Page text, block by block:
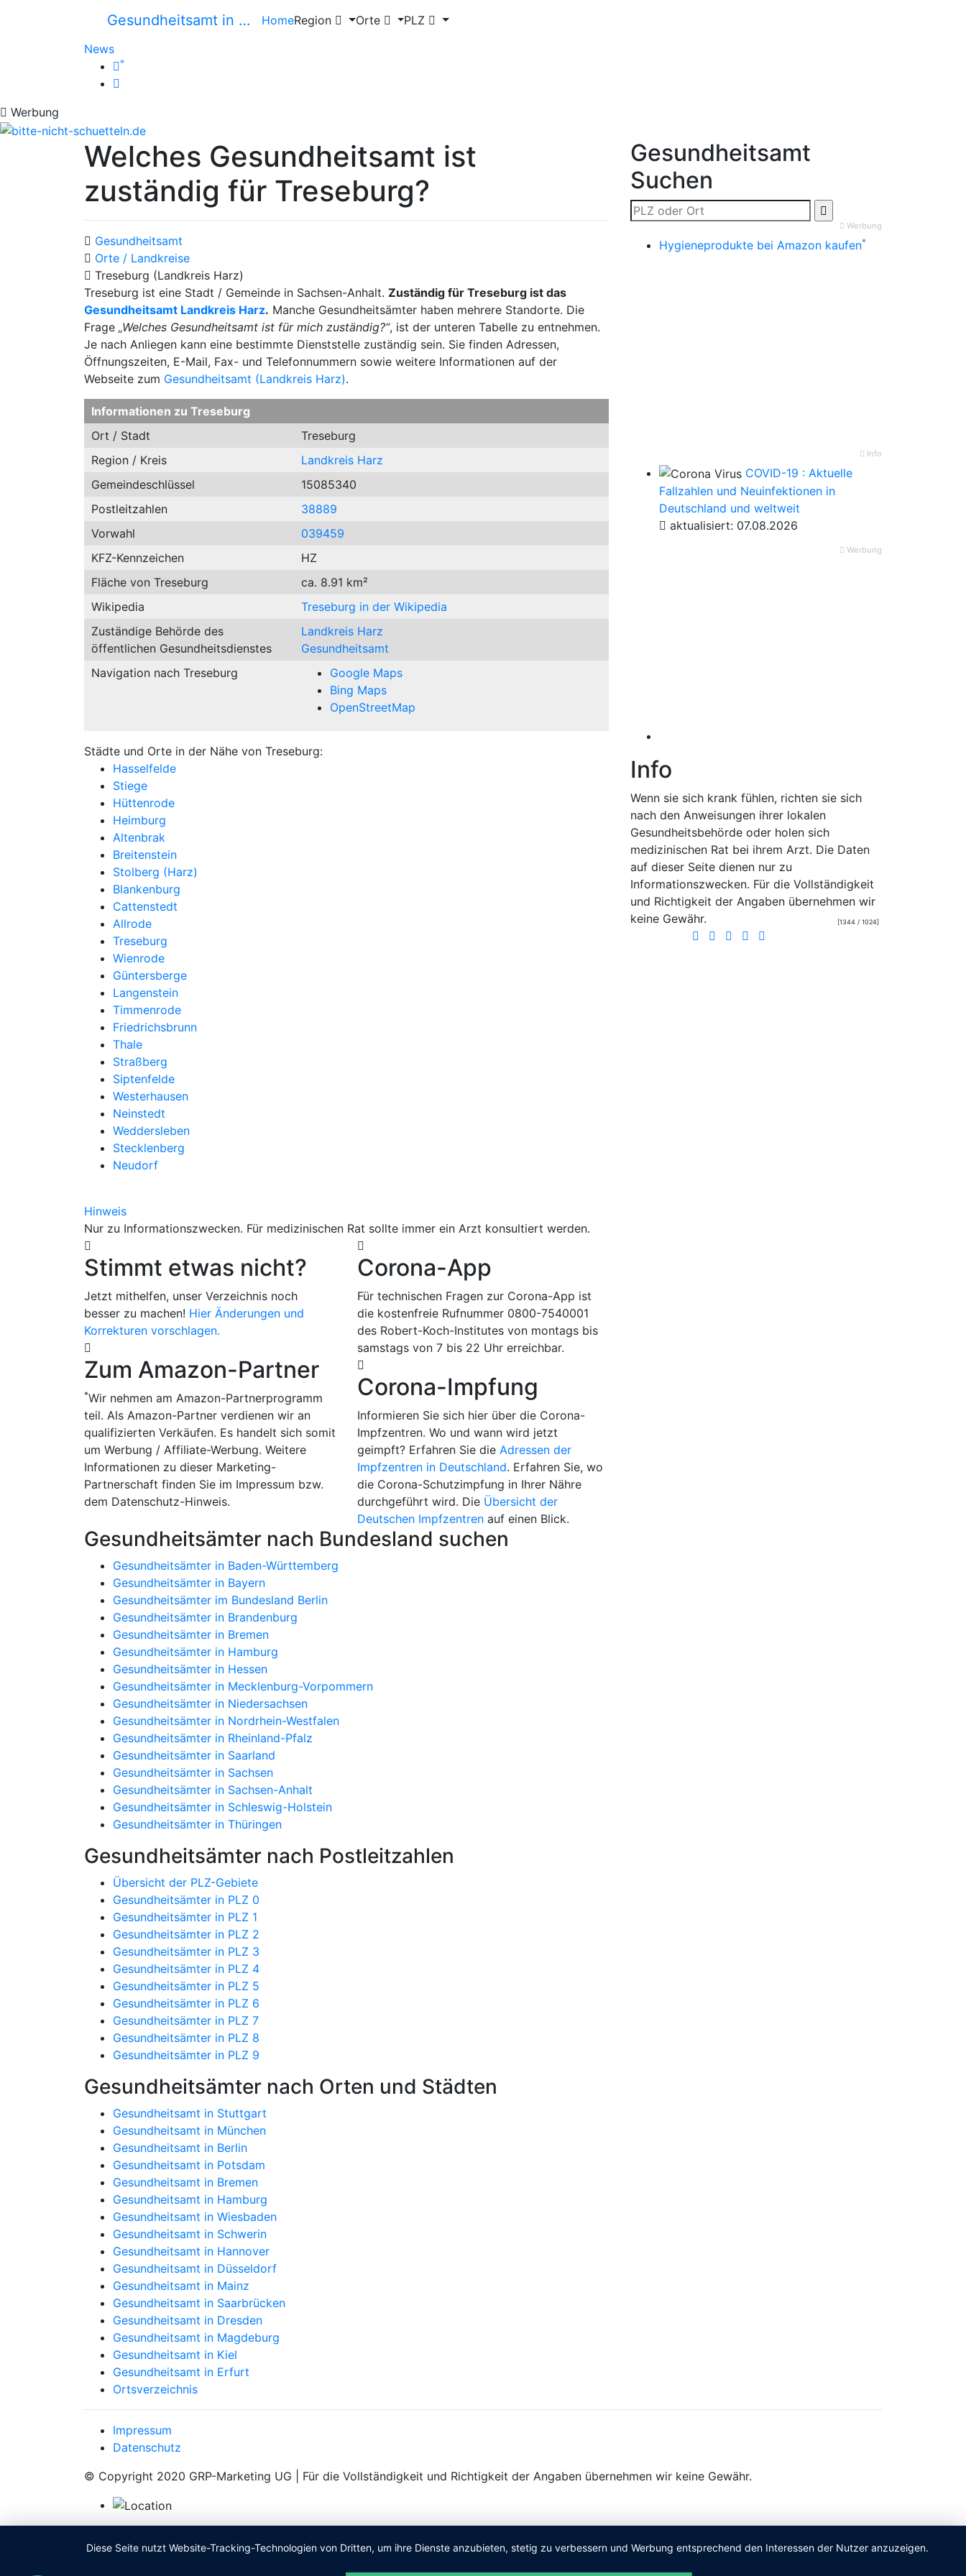
Gesundheitsamt in … HomeRegion Orte
PLZ
News
*
Werbung
Welches Gesundheitsamt ist
zuständig für Treseburg?
Gesundheitsamt
Orte / Landkreise
Treseburg (Landkreis Harz)
Treseburg ist eine Stadt / Gemeinde in Sachsen-Anhalt. Zuständig für Treseburg ist das
Gesundheitsamt Landkreis Harz. Manche Gesundheitsämter haben mehrere Standorte. Die
Frage „Welches Gesundheitsamt ist für mich zuständig?“, ist der unteren Tabelle zu entnehmen.
Je nach Anliegen kann eine bestimmte Dienststelle zuständig sein. Sie finden Adressen,
Öffnungszeiten, E-Mail, Fax- und Telefonnummern sowie weitere Informationen auf der
Webseite zum Gesundheitsamt (Landkreis Harz).
Informationen zu Treseburg
Ort / Stadt
Treseburg
Region / Kreis
Landkreis Harz
Gemeindeschlüssel
15085340
Postleitzahlen
38889
Vorwahl
039459
KFZ-Kennzeichen
HZ
Fläche von Treseburg
ca. 8.91 km²
Wikipedia
Treseburg in der Wikipedia
Zuständige Behörde des
öffentlichen Gesundheitsdienstes
Landkreis Harz
Gesundheitsamt
Navigation nach Treseburg
Google Maps
Bing Maps
OpenStreetMap
Städte und Orte in der Nähe von Treseburg:
Hasselfelde
Stiege
Hüttenrode
Heimburg
Altenbrak
Breitenstein
Stolberg (Harz)
Blankenburg
Cattenstedt
Allrode
Treseburg
Wienrode
Güntersberge
Langenstein
Timmenrode
Friedrichsbrunn
Thale
Straßberg
Siptenfelde
Westerhausen
Neinstedt
Weddersleben
Stecklenberg
Neudorf
Hinweis
Nur zu Informationszwecken. Für medizinischen Rat sollte immer ein Arzt konsultiert werden.
Stimmt etwas nicht?
Jetzt mithelfen, unser Verzeichnis noch
besser zu machen! Hier Änderungen und
Korrekturen vorschlagen.
Zum Amazon-Partner
*Wir nehmen am Amazon-Partnerprogramm
teil. Als Amazon-Partner verdienen wir an
qualifizierten Verkäufen. Es handelt sich somit
um Werbung / Affiliate-Werbung. Weitere
Informationen zu dieser Marketing-
Partnerschaft finden Sie im Impressum bzw.
dem Datenschutz-Hinweis.
Corona-App
Für technischen Fragen zur Corona-App ist
die kostenfreie Rufnummer 0800-7540001
des Robert-Koch-Institutes von montags bis
samstags von 7 bis 22 Uhr erreichbar.
Corona-Impfung
Informieren Sie sich hier über die Corona-
Impfzentren. Wo und wann wird jetzt
geimpft? Erfahren Sie die Adressen der
Impfzentren in Deutschland. Erfahren Sie, wo
die Corona-Schutzimpfung in Ihrer Nähre
durchgeführt wird. Die Übersicht der
Deutschen Impfzentren auf einen Blick.
Gesundheitsamt
Suchen
Werbung
Hygieneprodukte bei Amazon kaufen*
Info
COVID-19 : Aktuelle
Fallzahlen und Neuinfektionen in
Deutschland und weltweit
aktualisiert: 07.08.2026
Werbung
Info
Wenn sie sich krank fühlen, richten sie sich
nach den Anweisungen ihrer lokalen
Gesundheitsbehörde oder holen sich
medizinischen Rat bei ihrem Arzt. Die Daten
auf dieser Seite dienen nur zu
Informationszwecken. Für die Vollständigkeit
und Richtigkeit der Angaben übernehmen wir
keine Gewähr.
[1344 / 1024]
Gesundheitsämter nach Bundesland suchen
Gesundheitsämter in Baden-Württemberg
Gesundheitsämter in Bayern
Gesundheitsämter im Bundesland Berlin
Gesundheitsämter in Brandenburg
Gesundheitsämter in Bremen
Gesundheitsämter in Hamburg
Gesundheitsämter in Hessen
Gesundheitsämter in Mecklenburg-Vorpommern
Gesundheitsämter in Niedersachsen
Gesundheitsämter in Nordrhein-Westfalen
Gesundheitsämter in Rheinland-Pfalz
Gesundheitsämter in Saarland
Gesundheitsämter in Sachsen
Gesundheitsämter in Sachsen-Anhalt
Gesundheitsämter in Schleswig-Holstein
Gesundheitsämter in Thüringen
Gesundheitsämter nach Postleitzahlen
Übersicht der PLZ-Gebiete
Gesundheitsämter in PLZ 0
Gesundheitsämter in PLZ 1
Gesundheitsämter in PLZ 2
Gesundheitsämter in PLZ 3
Gesundheitsämter in PLZ 4
Gesundheitsämter in PLZ 5
Gesundheitsämter in PLZ 6
Gesundheitsämter in PLZ 7
Gesundheitsämter in PLZ 8
Gesundheitsämter in PLZ 9
Gesundheitsämter nach Orten und Städten
Gesundheitsamt in Stuttgart
Gesundheitsamt in München
Gesundheitsamt in Berlin
Gesundheitsamt in Potsdam
Gesundheitsamt in Bremen
Gesundheitsamt in Hamburg
Gesundheitsamt in Wiesbaden
Gesundheitsamt in Schwerin
Gesundheitsamt in Hannover
Gesundheitsamt in Düsseldorf
Gesundheitsamt in Mainz
Gesundheitsamt in Saarbrücken
Gesundheitsamt in Dresden
Gesundheitsamt in Magdeburg
Gesundheitsamt in Kiel
Gesundheitsamt in Erfurt
Ortsverzeichnis
Impressum
Datenschutz
© Copyright 2020 GRP-Marketing UG | Für die Vollständigkeit und Richtigkeit der Angaben übernehmen wir keine Gewähr.
Diese Seite nutzt Website-Tracking-Technologien von Dritten, um ihre Dienste anzubieten, stetig zu verbessern und Werbung entsprechend den Interessen der Nutzer anzuzeigen.